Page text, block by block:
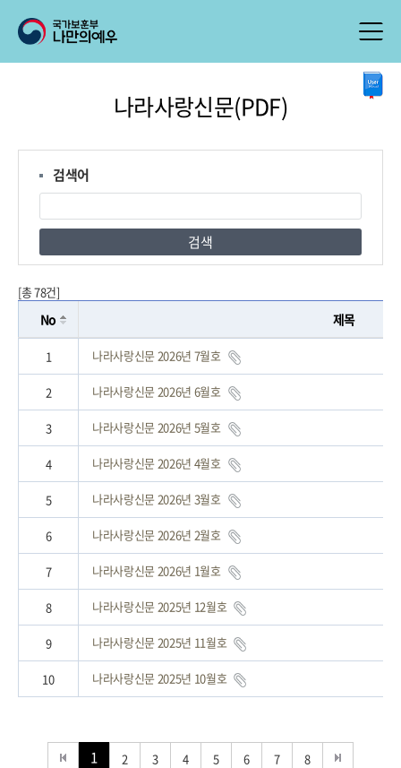
나라사랑신문(PDF)
검색어
검색
[총 78건]
No 제목
1 나라사랑신문 2026년 7월호
2 나라사랑신문 2026년 6월호
3 나라사랑신문 2026년 5월호
4 나라사랑신문 2026년 4월호
5 나라사랑신문 2026년 3월호
6 나라사랑신문 2026년 2월호
7 나라사랑신문 2026년 1월호
8 나라사랑신문 2025년 12월호
9 나라사랑신문 2025년 11월호
10 나라사랑신문 2025년 10월호
1 2 3 4 5 6 7 8